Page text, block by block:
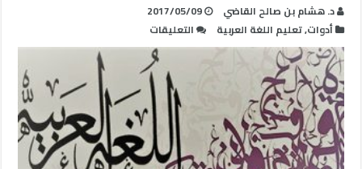
د. هشام بن صالح القاضي
2017/05/09
أدوات,تعليم اللغة العربية التعليقات
10
وسائل
تقنية
لتعليم
وتحسين
الكتابة
العربية